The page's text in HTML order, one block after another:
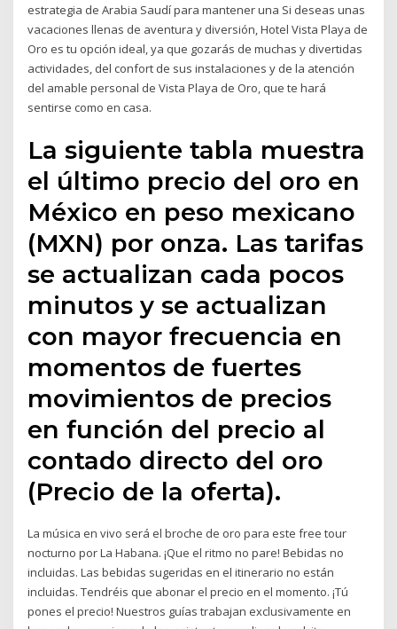
estrategia de Arabia Saudí para mantener una Si deseas unas
vacaciones llenas de aventura y diversión, Hotel Vista Playa de
Oro es tu opción ideal, ya que gozarás de muchas y divertidas
actividades, del confort de sus instalaciones y de la atención
del amable personal de Vista Playa de Oro, que te hará
sentirse como en casa.
La siguiente tabla muestra
el último precio del oro en
México en peso mexicano
(MXN) por onza. Las tarifas
se actualizan cada pocos
minutos y se actualizan
con mayor frecuencia en
momentos de fuertes
movimientos de precios
en función del precio al
contado directo del oro
(Precio de la oferta).
La música en vivo será el broche de oro para este free tour
nocturno por La Habana. ¡Que el ritmo no pare! Bebidas no
incluidas. Las bebidas sugeridas en el itinerario no están
incluidas. Tendréis que abonar el precio en el momento. ¡Tú
pones el precio! Nuestros guías trabajan exclusivamente en